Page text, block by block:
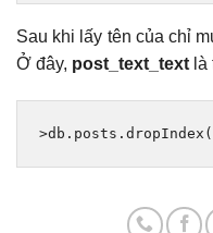
Sau khi lấy tên của chỉ
Ở đây, post_text_text
>db . posts . dropIndex (